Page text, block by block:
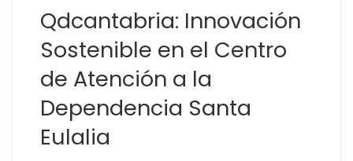
Qdcantabria: Innovación
Sostenible en el Centro
de Atención a la
Dependencia Santa
Eulalia